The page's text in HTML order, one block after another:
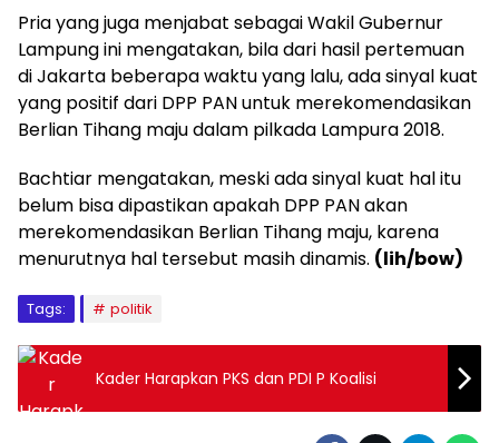
Pria yang juga menjabat sebagai Wakil Gubernur
Lampung ini mengatakan, bila dari hasil pertemuan
di Jakarta beberapa waktu yang lalu, ada sinyal kuat
yang positif dari DPP PAN untuk merekomendasikan
Berlian Tihang maju dalam pilkada Lampura 2018.
Bachtiar mengatakan, meski ada sinyal kuat hal itu
belum bisa dipastikan apakah DPP PAN akan
merekomendasikan Berlian Tihang maju, karena
menurutnya hal tersebut masih dinamis. (lih/bow)
Tags: politik
Kader Harapkan PKS dan PDI P Koalisi